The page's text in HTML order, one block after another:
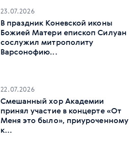
23.07.2026
В праздник Коневской иконы
Божией Матери епископ Силуан
сослужил митрополиту
Варсонофию...
22.07.2026
Смешанный хор Академии
принял участие в концерте «От
Меня это было», приуроченному
к...